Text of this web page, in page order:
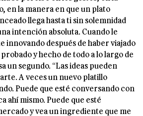
en la manera en que un plato
llega hasta ti sin solemnidad
intención absoluta. Cuando le
innovando después de haber viajado
y hecho de todo a lo largo de
un segundo. “Las ideas pueden
A veces un nuevo platillo
Puede que esté conversando con
ahí mismo. Puede que esté
y vea un ingrediente que me